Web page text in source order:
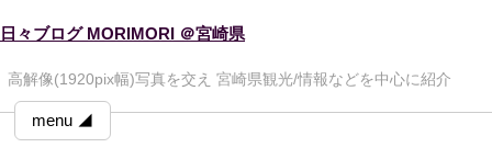
日々ブログ MORIMORI ＠宮崎県
高解像(1920pix幅)写真を交え 宮崎県観光/情報などを中心に紹介
menu ◢